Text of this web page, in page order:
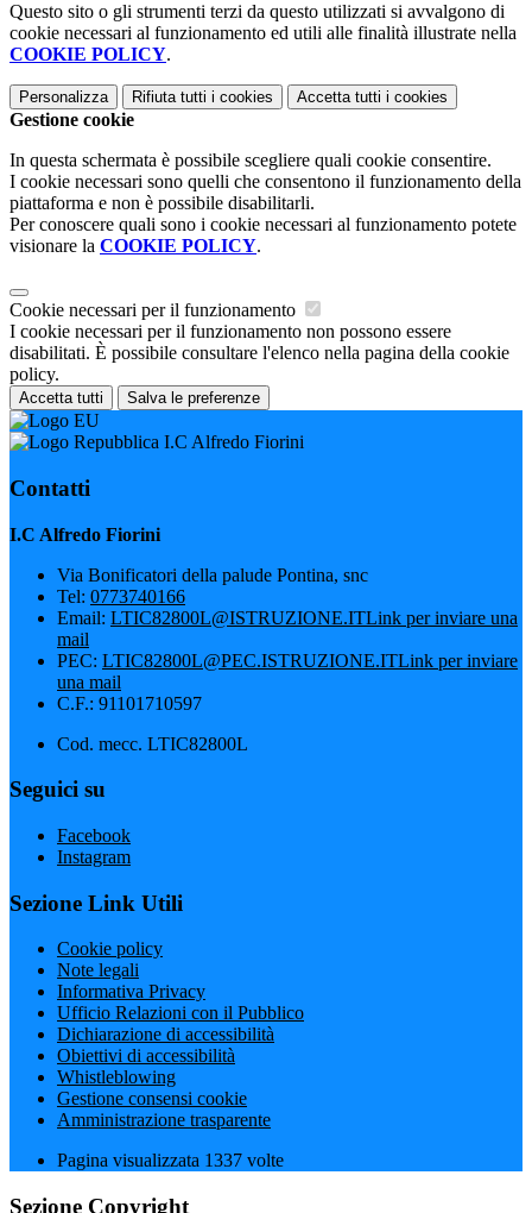
Questo sito o gli strumenti terzi da questo utilizzati si avvalgono di
cookie necessari al funzionamento ed utili alle finalità illustrate nella
COOKIE POLICY.
Personalizza Rifiuta tutti i cookies Accetta tutti i cookies
Gestione cookie
In questa schermata è possibile scegliere quali cookie consentire.
I cookie necessari sono quelli che consentono il funzionamento della
piattaforma e non è possibile disabilitarli.
Per conoscere quali sono i cookie necessari al funzionamento potete
visionare la COOKIE POLICY.
Cookie necessari per il funzionamento
I cookie necessari per il funzionamento non possono essere
disabilitati. È possibile consultare l'elenco nella pagina della cookie
policy.
Accetta tutti Salva le preferenze
I.C Alfredo Fiorini
Contatti
I.C Alfredo Fiorini
Via Bonificatori della palude Pontina, snc
Tel: 0773740166
Email: LTIC82800L@ISTRUZIONE.ITLink per inviare una
mail
PEC: LTIC82800L@PEC.ISTRUZIONE.ITLink per inviare
una mail
C.F.: 91101710597
Cod. mecc. LTIC82800L
Seguici su
Facebook
Instagram
Sezione Link Utili
Cookie policy
Note legali
Informativa Privacy
Ufficio Relazioni con il Pubblico
Dichiarazione di accessibilità
Obiettivi di accessibilità
Whistleblowing
Gestione consensi cookie
Amministrazione trasparente
Pagina visualizzata 1337 volte
Sezione Copyright